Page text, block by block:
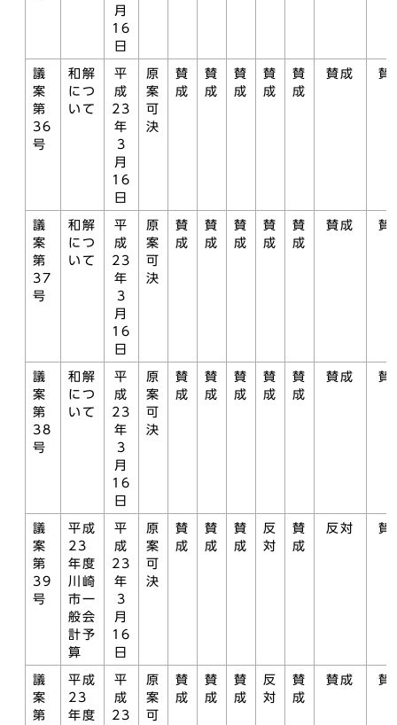
月
16
日
議
案
第
36
号
和解
につ
いて
平
成
23
年
3
月
16
日
原
案
可
決
賛
成
賛
成
賛
成
賛
成
賛
成
賛成 賛
議
案
第
37
号
和解
につ
いて
平
成
23
年
3
月
16
日
原
案
可
決
賛
成
賛
成
賛
成
賛
成
賛
成
賛成 賛
議
案
第
38
号
和解
につ
いて
平
成
23
年
3
月
16
日
原
案
可
決
賛
成
賛
成
賛
成
賛
成
賛
成
賛成 賛
議
案
第
39
号
平成
23
年度
川崎
市一
般会
計予
算
平
成
23
年
3
月
16
日
原
案
可
決
賛
成
賛
成
賛
成
反
対
賛
成
反対 賛
議
案
第
平成
23
年度
平
成
23
原
案
可
賛
成
賛
成
賛
成
反
対
賛
成
賛成 賛